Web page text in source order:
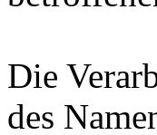
Die
des